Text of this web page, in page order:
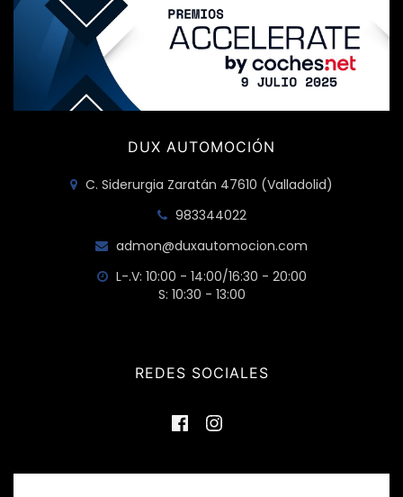
DUX AUTOMOCIÓN
C. Siderurgia Zaratán 47610 (Valladolid)
983344022
admon@duxautomocion.com
L-.V: 10:00 - 14:00/16:30 - 20:00
S: 10:30 - 13:00
REDES SOCIALES